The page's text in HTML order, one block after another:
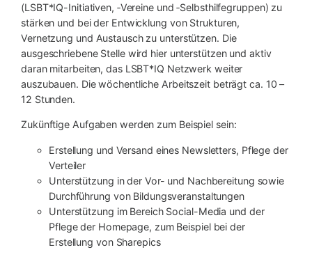
(LSBT*IQ-Initiativen, ‑Vereine und ‑Selbsthilfegruppen) zu
stärken und bei der Entwicklung von Strukturen,
Vernetzung und Austausch zu unterstützen. Die
ausgeschriebene Stelle wird hier unterstützen und aktiv
daran mitarbeiten, das LSBT*IQ Netzwerk weiter
auszubauen. Die wöchentliche Arbeitszeit beträgt ca. 10 –
12 Stunden.
Zukünftige Aufgaben werden zum Beispiel sein:
Erstellung und Versand eines Newsletters, Pflege der
Verteiler
Unterstützung in der Vor- und Nachbereitung sowie
Durchführung von Bildungsveranstaltungen
Unterstützung im Bereich Social-Media und der
Pflege der Homepage, zum Beispiel bei der
Erstellung von Sharepics